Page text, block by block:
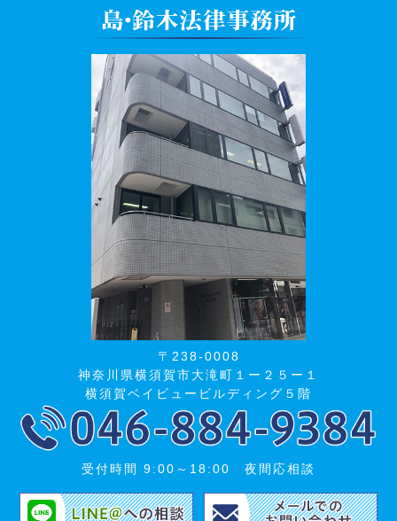
〒238-0008
神奈川県横須賀市大滝町１ー２５ー１
横須賀ベイビュービルディング５階
受付時間 9:00～18:00 夜間応相談